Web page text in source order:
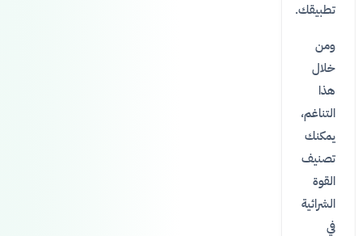
تطبيقك.
ومن
خلال
هذا
التناغم،
يمكنك
تصنيف
القوة
الشرائية
في